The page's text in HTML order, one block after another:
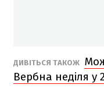
ДИВІТЬСЯ ТАКОЖ
Вербна неділя у